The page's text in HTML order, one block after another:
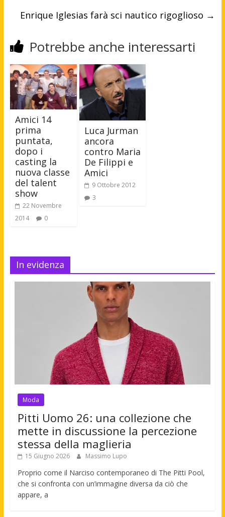
Enrique Iglesias farà sci nautico rigoglioso →
Potrebbe anche interessarti
Amici 14
prima
puntata,
dopo i
casting la
nuova classe
del talent
show
22 Novembre
2014
0
Luca Jurman
ancora
contro Maria
De Filippi e
Amici
9 Ottobre 2012
3
In evidenza
Moda
Pitti Uomo 26: una collezione che
mette in discussione la percezione
stessa della maglieria
15 Giugno 2026 Massimo Lupo
Proprio come il Narciso contemporaneo di The Pitti Pool,
che si confronta con un’immagine diversa da ciò che
appare, a